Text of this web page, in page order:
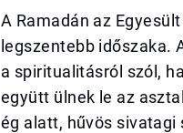
A Ramadán az
legszentebb időszaka.
a spiritualitásról szól,
együtt ülnek le az
ég alatt, hűvös sivatagi